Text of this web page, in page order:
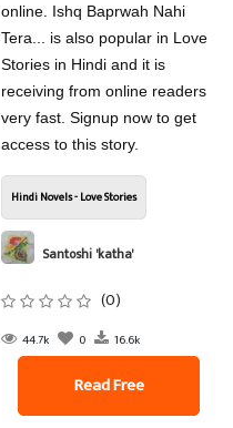
online. Ishq Baprwah Nahi
Tera... is also popular in Love
Stories in Hindi and it is
receiving from online readers
very fast. Signup now to get
access to this story.
Hindi Novels - Love Stories
Santoshi 'katha'
(0)
44.7k 0 16.6k
Read Free